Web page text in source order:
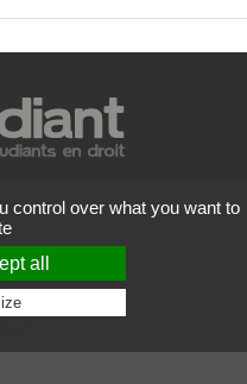
d'utilisation
- Tous droits réservés
control over what you want to
all